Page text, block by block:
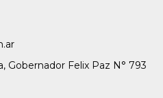
Gobernador Felix Paz N° 793